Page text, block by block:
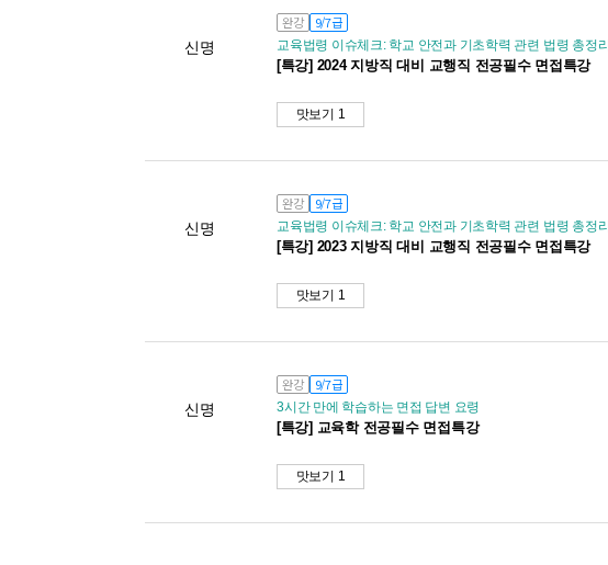
신명
완강 9/7급
교육법령 이슈체크: 학교 안전과 기초학력 관련 법령 총정리
[특강] 2024 지방직 대비 교행직 전공필수 면접특강
맛보기 1
신명
완강 9/7급
교육법령 이슈체크: 학교 안전과 기초학력 관련 법령 총정리
[특강] 2023 지방직 대비 교행직 전공필수 면접특강
맛보기 1
신명
완강 9/7급
3시간 만에 학습하는 면접 답변 요령
[특강] 교육학 전공필수 면접특강
맛보기 1